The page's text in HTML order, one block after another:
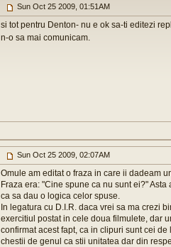
Sun Oct 25 2009, 01:51AM
si tot pentru Denton- nu e ok sa-ti editezi
n-o sa mai comunicam.
Sun Oct 25 2009, 02:07AM
Omule am editat o fraza in care ii dadeam
Fraza era: "Cine spune ca nu sunt ei?"
ca sa dau o logica celor spuse.
In legatura cu D.I.R. daca vrei sa ma crezi
exercitiul postat in cele doua filmulete, dar
confirmat acest fapt, ca in clipuri sunt cei
chestii de genul ca stii unitatea dar din